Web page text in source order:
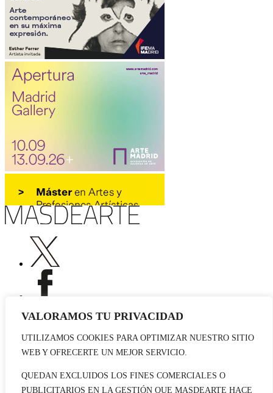
VALORAMOS TU PRIVACIDAD
UTILIZAMOS COOKIES PARA OPTIMIZAR NUESTRO SITIO
WEB Y OFRECERTE UN MEJOR SERVICIO.
QUEDAN EXCLUIDOS LOS FINES COMERCIALES O
PUBLICITARIOS EN LA GESTIÓN QUE MASDEARTE HACE
Publicidad
Contacto